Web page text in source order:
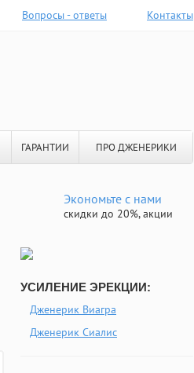
Вопросы - ответы Контакты
ГАРАНТИИ ПРО ДЖЕНЕРИКИ
Экономьте с нами
скидки до 20%, акции
УСИЛЕНИЕ ЭРЕКЦИИ:
Дженерик Виагра
Дженерик Сиалис